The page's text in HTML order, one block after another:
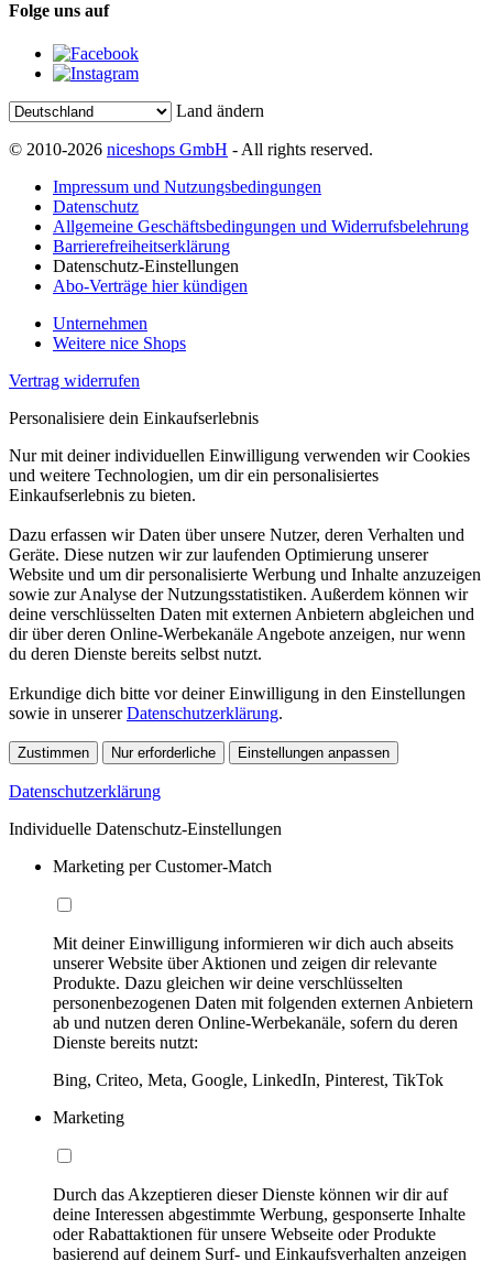
Folge uns auf
Land ändern
© 2010-2026 niceshops GmbH - All rights reserved.
Impressum und Nutzungsbedingungen
Datenschutz
Allgemeine Geschäftsbedingungen und Widerrufsbelehrung
Barrierefreiheitserklärung
Datenschutz-Einstellungen
Abo-Verträge hier kündigen
Unternehmen
Weitere nice Shops
Vertrag widerrufen
Personalisiere dein Einkaufserlebnis
Nur mit deiner individuellen Einwilligung verwenden wir Cookies
und weitere Technologien, um dir ein personalisiertes
Einkaufserlebnis zu bieten.
Dazu erfassen wir Daten über unsere Nutzer, deren Verhalten und
Geräte. Diese nutzen wir zur laufenden Optimierung unserer
Website und um dir personalisierte Werbung und Inhalte anzuzeigen
sowie zur Analyse der Nutzungsstatistiken. Außerdem können wir
deine verschlüsselten Daten mit externen Anbietern abgleichen und
dir über deren Online-Werbekanäle Angebote anzeigen, nur wenn
du deren Dienste bereits selbst nutzt.
Erkundige dich bitte vor deiner Einwilligung in den Einstellungen
sowie in unsererDatenschutzerklärung.
Zustimmen Nur erforderliche Einstellungen anpassen
Datenschutzerklärung
Individuelle Datenschutz-Einstellungen
Marketing per Customer-Match
Mit deiner Einwilligung informieren wir dich auch abseits
unserer Website über Aktionen und zeigen dir relevante
Produkte. Dazu gleichen wir deine verschlüsselten
personenbezogenen Daten mit folgenden externen Anbietern
ab und nutzen deren Online-Werbekanäle, sofern du deren
Dienste bereits nutzt:
Bing, Criteo, Meta, Google, LinkedIn, Pinterest, TikTok
Marketing
Durch das Akzeptieren dieser Dienste können wir dir auf
deine Interessen abgestimmte Werbung, gesponserte Inhalte
oder Rabattaktionen für unsere Webseite oder Produkte
basierend auf deinem Surf- und Einkaufsverhalten anzeigen